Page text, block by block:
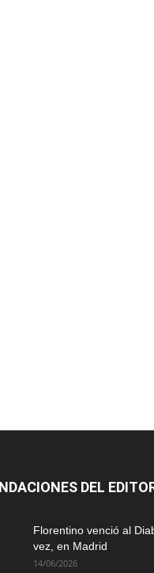
DEL
Florentino venció al
vez, en Madrid
14/06/2026